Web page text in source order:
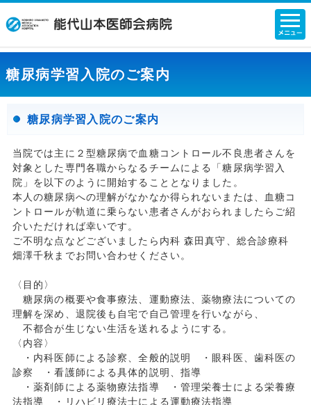
糖尿病学習入院のご案内
糖尿病学習入院のご案内
当院では主に２型糖尿病で血糖コントロール不良患者さんを
対象とした専門各職からなるチームによる「糖尿病学習入
院」を以下のように開始することとなりました。
本人の糖尿病への理解がなかなか得られないまたは、血糖コ
ントロールが軌道に乗らない患者さんがおられましたらご紹
介いただければ幸いです。
ご不明な点などございましたら内科 森田真守、総合診療科
畑澤千秋までお問い合わせください。
〈目的〉
糖尿病の概要や食事療法、運動療法、薬物療法についての
理解を深め、退院後も自宅で自己管理を行いながら、
不都合が生じない生活を送れるようにする。
〈内容〉
・内科医師による診察、全般的説明 ・眼科医、歯科医の
診察 ・看護師による具体的説明、指導
・薬剤師による薬物療法指導 ・管理栄養士による栄養療
法指導 ・リハビリ療法士による運動療法指導